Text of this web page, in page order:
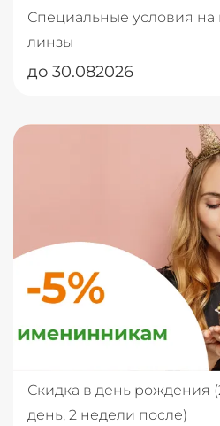
Специальные условия на
линзы
до 30.082026
Скидка в день рождения
день, 2 недели после)